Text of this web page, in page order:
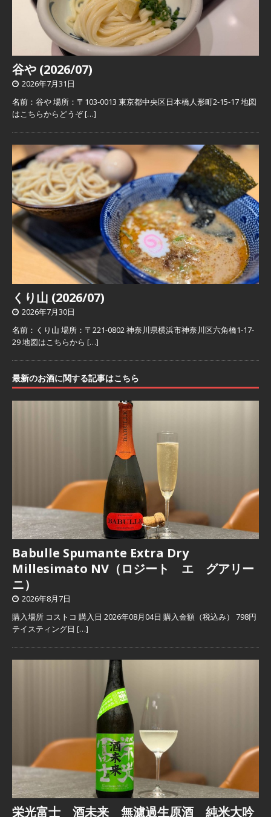
谷や (2026/07)
2026年7月31日
名前：谷や 場所：〒103-0013 東京都中央区日本橋人形町2-15-17 地図
はこちらからどうぞ[…]
くり山 (2026/07)
2026年7月30日
名前：くり山 場所：〒221-0802 神奈川県横浜市神奈川区六角橋1-17-
29 地図はこちらから […]
最新のお酒に関する記事はこちら
Babulle Spumante Extra Dry
Millesimato NV（ロジート エ グアリー
ニ）
2026年8月7日
購入場所 コストコ 購入日 2026年08月04日 購入金額（税込み） 798円
テイスティング日 […]
栄光富士 酒未来 無濾過生原酒 純米大吟